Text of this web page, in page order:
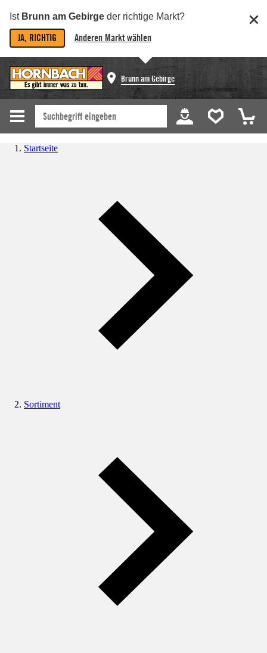
Ist Brunn am Gebirge der richtige Markt?
JA, RICHTIG Anderen Markt wählen
Brunn am Gebirge
Startseite
Sortiment